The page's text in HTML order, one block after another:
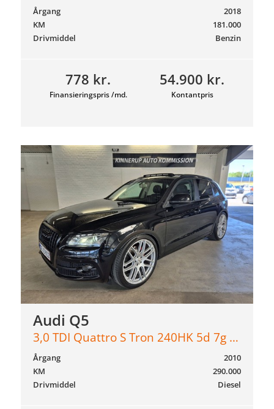
778 kr.
Finansieringspris /md.
54.900 kr.
Kontantpris
2018
Årgang
181.000
KM
Benzin
Drivmiddel
Audi Q5
3,0 TDI Quattro S Tron 240HK 5d 7g Aut.
2010
Årgang
290.000
KM
Diesel
Drivmiddel